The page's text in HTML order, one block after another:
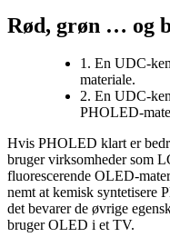
Rød, grøn … og
1. En UDC-
materiale.
2. En UDC-
PHOLED-
Hvis PHOLED klart er
bruger virksomheder som
fluorescerende OLED-
nemt at kemisk syntetisere
det bevarer de øvrige
bruger OLED i et TV.